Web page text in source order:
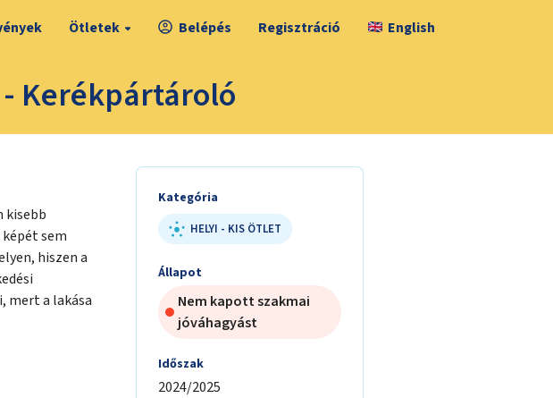
Ötletek Belépés Regisztráció English
Kerékpártároló
kisebb
sem
hiszen a
mert a lakása
Kategória
HELYI - KIS ÖTLET
Állapot
Nem kapott szakmai
jóváhagyást
Időszak
2024/2025